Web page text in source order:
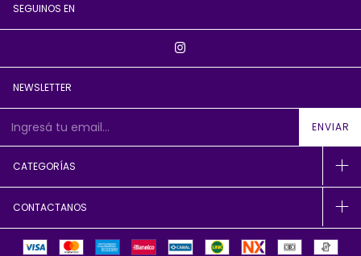
SEGUINOS EN
NEWSLETTER
CATEGORÍAS
CONTACTANOS